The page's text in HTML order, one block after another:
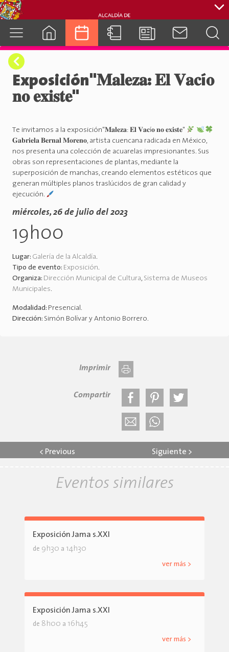
Exposición"𝐌𝐚𝐥𝐞𝐳𝐚: 𝐄𝐥 𝐕𝐚𝐜í𝐨
𝐧𝐨 𝐞𝐱𝐢𝐬𝐭𝐞"
Te invitamos a la exposición"𝐌𝐚𝐥𝐞𝐳𝐚: 𝐄𝐥 𝐕𝐚𝐜í𝐨 𝐧𝐨 𝐞𝐱𝐢𝐬𝐭𝐞"
𝐆𝐚𝐛𝐫𝐢𝐞𝐥𝐚 𝐁𝐞𝐫𝐧𝐚𝐥 𝐌𝐨𝐫𝐞𝐧𝐨, artista cuencana radicada en México,
nos presenta una colección de acuarelas impresionantes. Sus
obras son representaciones de plantas, mediante la
superposición de manchas, creando elementos estéticos que
generan múltiples planos traslúcidos de gran calidad y
ejecución.
miércoles, 26 de julio del 2023
19h00
Lugar: Galería de la Alcaldía.
Tipo de evento: Exposición.
Organiza: Dirección Municipal de Cultura, Sistema de Museos
Municipales.
Modalidad: Presencial.
Dirección: Simón Bolívar y Antonio Borrero.
Imprimir
Compartir
< Previous Siguiente >
Eventos similares
Exposición Jama s.XXI
de 9h30 a 14h30
ver más >
Exposición Jama s.XXI
de 8h00 a 16h45
ver más >